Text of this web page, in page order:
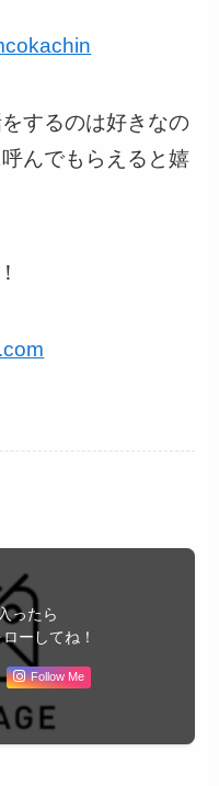
するのは好きなの
んでもらえると嬉
ったら
ーしてね！
Follow Me